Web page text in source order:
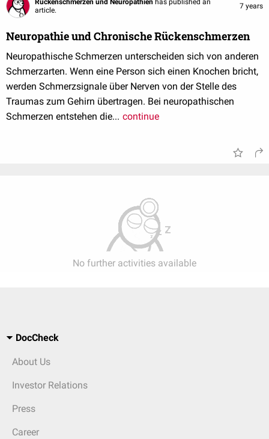
Rückenschmerzen und Neuropathien has published an
article.
7 years
Neuropathie und Chronische Rückenschmerzen
Neuropathische Schmerzen unterscheiden sich von anderen
Schmerzarten. Wenn eine Person sich einen Knochen bricht,
werden Schmerzsignale über Nerven von der Stelle des
Traumas zum Gehirn übertragen. Bei neuropathischen
Schmerzen entstehen die... continue
No further activities available
DocCheck
About Us
Investor Relations
Press
Career